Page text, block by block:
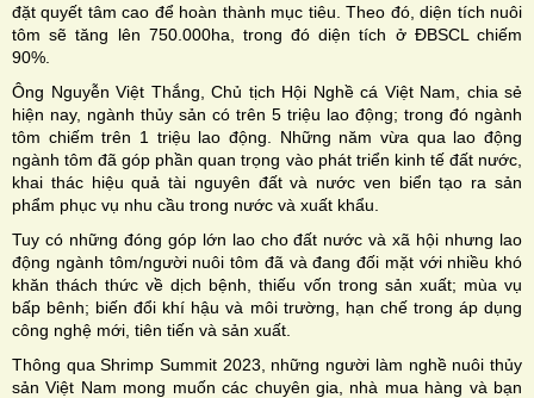
đặt quyết tâm cao để hoàn thành mục tiêu. Theo đó, diện tích nuôi
tôm sẽ tăng lên 750.000ha, trong đó diện tích ở ĐBSCL chiếm
90%.
Ông Nguyễn Việt Thắng, Chủ tịch Hội Nghề cá Việt Nam, chia sẻ
hiện nay, ngành thủy sản có trên 5 triệu lao động; trong đó ngành
tôm chiếm trên 1 triệu lao động. Những năm vừa qua lao động
ngành tôm đã góp phần quan trọng vào phát triển kinh tế đất nước,
khai thác hiệu quả tài nguyên đất và nước ven biển tạo ra sản
phẩm phục vụ nhu cầu trong nước và xuất khẩu.
Tuy có những đóng góp lớn lao cho đất nước và xã hội nhưng lao
động ngành tôm/người nuôi tôm đã và đang đối mặt với nhiều khó
khăn thách thức về dịch bệnh, thiếu vốn trong sản xuất; mùa vụ
bấp bênh; biến đổi khí hậu và môi trường, hạn chế trong áp dụng
công nghệ mới, tiên tiến và sản xuất.
Thông qua Shrimp Summit 2023, những người làm nghề nuôi thủy
sản Việt Nam mong muốn các chuyên gia, nhà mua hàng và bạn